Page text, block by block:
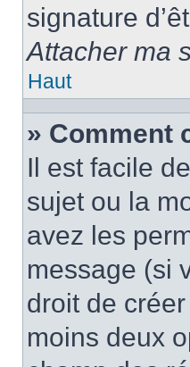
signature
Attacher ma
Haut
» Comment
Il est facile
sujet ou la
avez les
message (si
droit de
moins deux